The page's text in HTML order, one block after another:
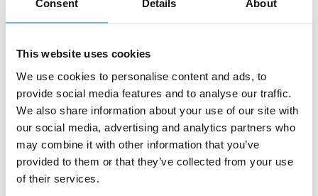
Consent Details About
This website uses cookies
We use cookies to personalise content and ads, to
provide social media features and to analyse our traffic.
We also share information about your use of our site with
our social media, advertising and analytics partners who
may combine it with other information that you’ve
provided to them or that they’ve collected from your use
of their services.
grau
schwarz M373-04-C04
weiß M373-04-C01
Stück pro Verpackungseinheit